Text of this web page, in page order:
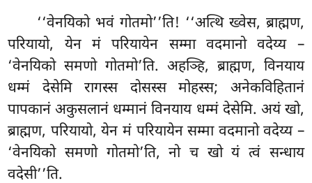
‘‘वेनयिको भवं गोतमो’’ति! ‘‘अत्थि ख्वेस, ब्राह्मण,
परियायो, येन मं परियायेन सम्मा वदमानो वदेय्य –
‘वेनयिको समणो गोतमो’ति. अहञ्हि, ब्राह्मण, विनयाय
धम्मं देसेमि रागस्स दोसस्स मोहस्स; अनेकविहितानं
पापकानं अकुसलानं धम्मानं विनयाय धम्मं देसेमि. अयं खो,
ब्राह्मण, परियायो, येन मं परियायेन सम्मा वदमानो वदेय्य –
‘वेनयिको समणो गोतमो’ति, नो च खो यं त्वं सन्धाय
वदेसी’’ति.